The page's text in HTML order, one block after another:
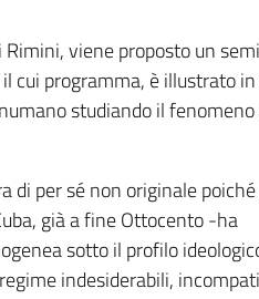
viene proposto un
cui programma, è illustrato
studiando il fenomeno
di per sé non originale
già a fine Ottocento -ha
sotto il profilo
indesiderabili,